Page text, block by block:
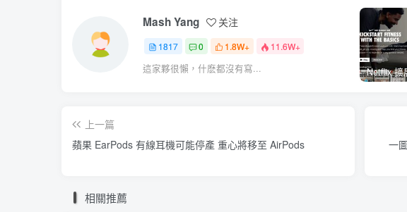
Mash Yang 关注
1817 0 1.8W+ 11.6W+
這家夥很懶，什麽都沒有寫...
上一篇
蘋果 EarPods 有線耳機可能停產 重心將移至 AirPods
一
相關推薦